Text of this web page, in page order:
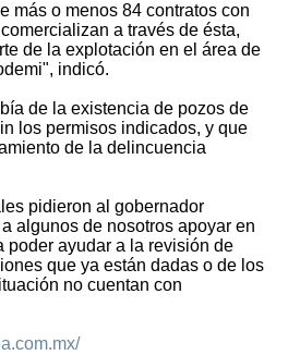
más o menos 84 contratos con
a través de ésta,
de la explotación en el área de
indicó.
de la existencia de pozos de
los permisos indicados, y que
de la delincuencia
pidieron al gobernador
algunos de nosotros apoyar en
poder ayudar a la revisión de
que ya están dadas o de los
no cuentan con